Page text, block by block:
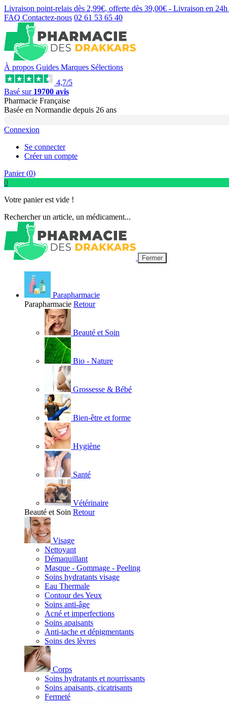
Livraison point-relais dès 2,99€, offerte dès 39,00€ - Livraison en 24h
FAQ Contactez-nous 02 61 53 65 40
À propos Guides Marques Sélections
4,7/5
Basé sur 19700 avis
Pharmacie Française
Basée en Normandie depuis 26 ans
Connexion
Se connecter
Créer un compte
Panier (0)
0
Votre panier est vide !
Rechercher un article, un médicament...
Fermer
Parapharmacie
Parapharmacie Retour
Beauté et Soin
Bio - Nature
Grossesse & Bébé
Bien-être et forme
Hygiène
Santé
Vétérinaire
Beauté et Soin Retour
Visage
Nettoyant
Démaquillant
Masque - Gommage - Peeling
Soins hydratants visage
Eau Thermale
Contour des Yeux
Soins anti-âge
Acné et imperfections
Soins apaisants
Anti-tache et dépigmentants
Soins des lèvres
Corps
Soins hydratants et nourrissants
Soins apaisants, cicatrisants
Fermeté